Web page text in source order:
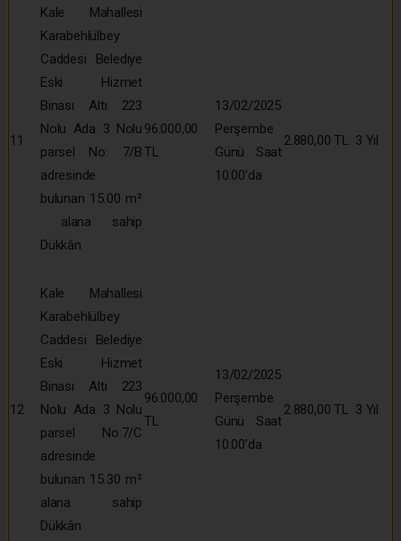
11
Kale Mahallesi
Karabehlülbey
Caddesi Belediye
Eski Hizmet
Binası Altı 223
Nolu Ada 3 Nolu
parsel No: 7/B
adresinde
bulunan 15.00 m²
alana sahip
Dükkân
96.000,00
TL
13/02/2025
Perşembe
Günü Saat
10:00’da
2.880,00 TL 3 Yıl
12
Kale Mahallesi
Karabehlülbey
Caddesi Belediye
Eski Hizmet
Binası Altı 223
Nolu Ada 3 Nolu
parsel No:7/C
adresinde
bulunan 15.30 m²
alana sahip
Dükkân
96.000,00
TL
13/02/2025
Perşembe
Günü Saat
10:00’da
2.880,00 TL 3 Yıl